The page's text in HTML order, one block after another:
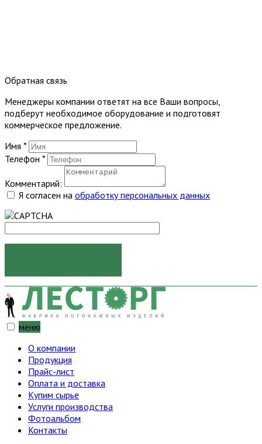
Обратная связь
Менеджеры компании ответят на все Ваши вопросы,
подберут необходимое оборудование и подготовят
коммерческое предложение.
Имя *
Телефон *
Комментарий:
Я согласен на обработку персональных данных
меню
О компании
Продукция
Прайс-лист
Оплата и доставка
Купим сырье
Услуги производства
Фотоальбом
Контакты